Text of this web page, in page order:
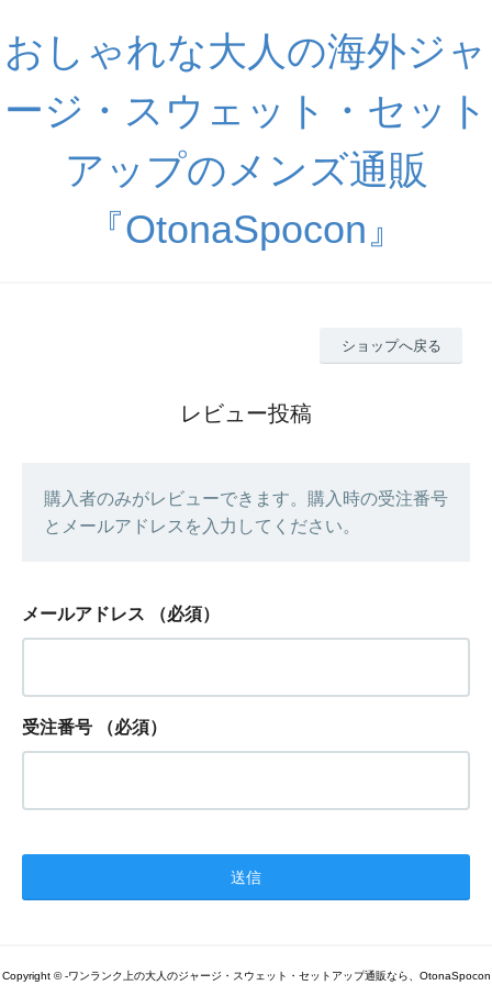
おしゃれな大人の海外ジャ
ージ・スウェット・セット
アップのメンズ通販
『OtonaSpocon』
ショップへ戻る
レビュー投稿
購入者のみがレビューできます。購入時の受注番号
とメールアドレスを入力してください。
メールアドレス （必須）
受注番号 （必須）
Copyright © -ワンランク上の大人のジャージ・スウェット・セットアップ通販なら、OtonaSpocon